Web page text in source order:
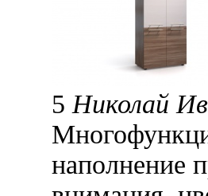
5 Николай
наполнение